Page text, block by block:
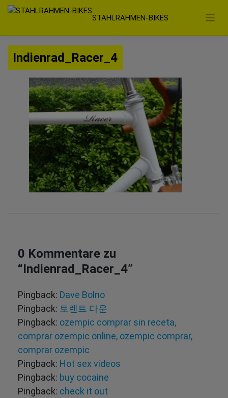
Zum
springen
STAHLRAHMEN-BIKES
Indienrad_Racer_4
0 Kommentare zu
“Indienrad_Racer_4”
Pingback: Dave Bolno
Pingback: 토렌트 다운
Pingback: ozempic comprar sin receta,
comprar ozempic online, ozempic comprar,
comprar ozempic
Pingback: Hot sex videos
Pingback: buy cocaine
Pingback: check it out